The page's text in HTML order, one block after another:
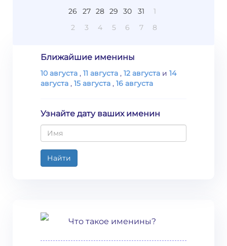
26
27 28 29 30 31
1
2
3 4 5 6 7 8
Ближайшие именины
10 августа , 11 августа , 12 августа и 14
августа , 15 августа , 16 августа
Узнайте дату ваших именин
Найти
Что такое именины?